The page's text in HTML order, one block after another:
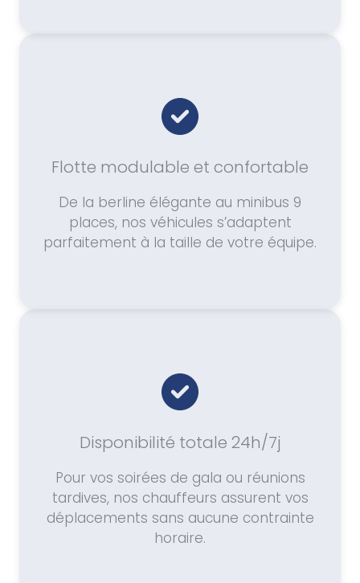
Flotte modulable et confortable
De la berline élégante au minibus 9
places, nos véhicules s’adaptent
parfaitement à la taille de votre équipe.
Disponibilité totale 24h/7j
Pour vos soirées de gala ou réunions
tardives, nos chauffeurs assurent vos
déplacements sans aucune contrainte
horaire.